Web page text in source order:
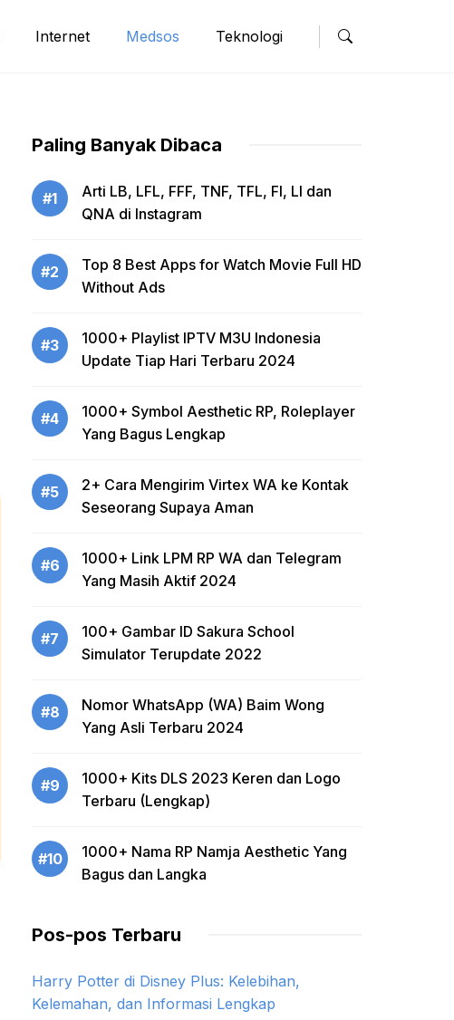
Internet Medsos Teknologi
Paling Banyak Dibaca
#1
Arti LB, LFL, FFF, TNF, TFL, FI, LI dan
QNA di Instagram
#2
Top 8 Best Apps for Watch Movie Full HD
Without Ads
#3
1000+ Playlist IPTV M3U Indonesia
Update Tiap Hari Terbaru 2024
#4
1000+ Symbol Aesthetic RP, Roleplayer
Yang Bagus Lengkap
#5
2+ Cara Mengirim Virtex WA ke Kontak
Seseorang Supaya Aman
#6
1000+ Link LPM RP WA dan Telegram
Yang Masih Aktif 2024
#7
100+ Gambar ID Sakura School
Simulator Terupdate 2022
#8
Nomor WhatsApp (WA) Baim Wong
Yang Asli Terbaru 2024
#9
1000+ Kits DLS 2023 Keren dan Logo
Terbaru (Lengkap)
#10
1000+ Nama RP Namja Aesthetic Yang
Bagus dan Langka
Pos-pos Terbaru
Harry Potter di Disney Plus: Kelebihan,
Kelemahan, dan Informasi Lengkap